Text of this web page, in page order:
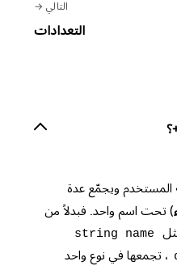
التالي
التعدادات
المستخدم ويجمّع عدة
) تحت اسم واحد. فبدلاً من
string name
، تجمعها في نوع واحد